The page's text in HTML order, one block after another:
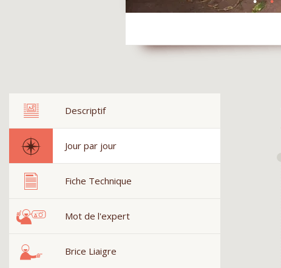
Descriptif
Jour par jour
Fiche Technique
Mot de l'expert
Brice Liaigre